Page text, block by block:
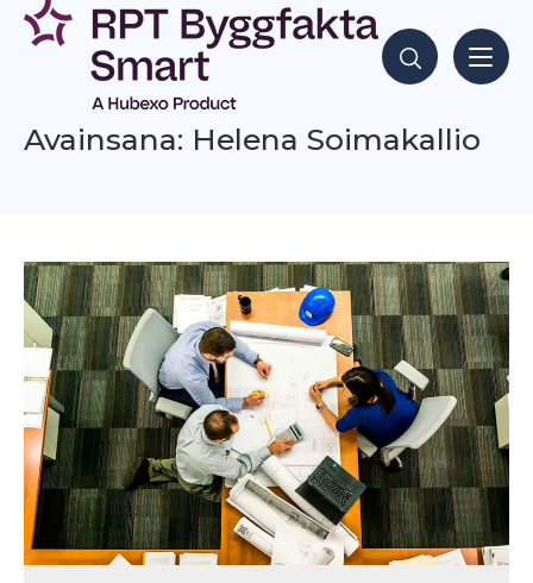
Siirry
sisältöön
Hae sisältöjä
Avainsana: Helena Soimakallio